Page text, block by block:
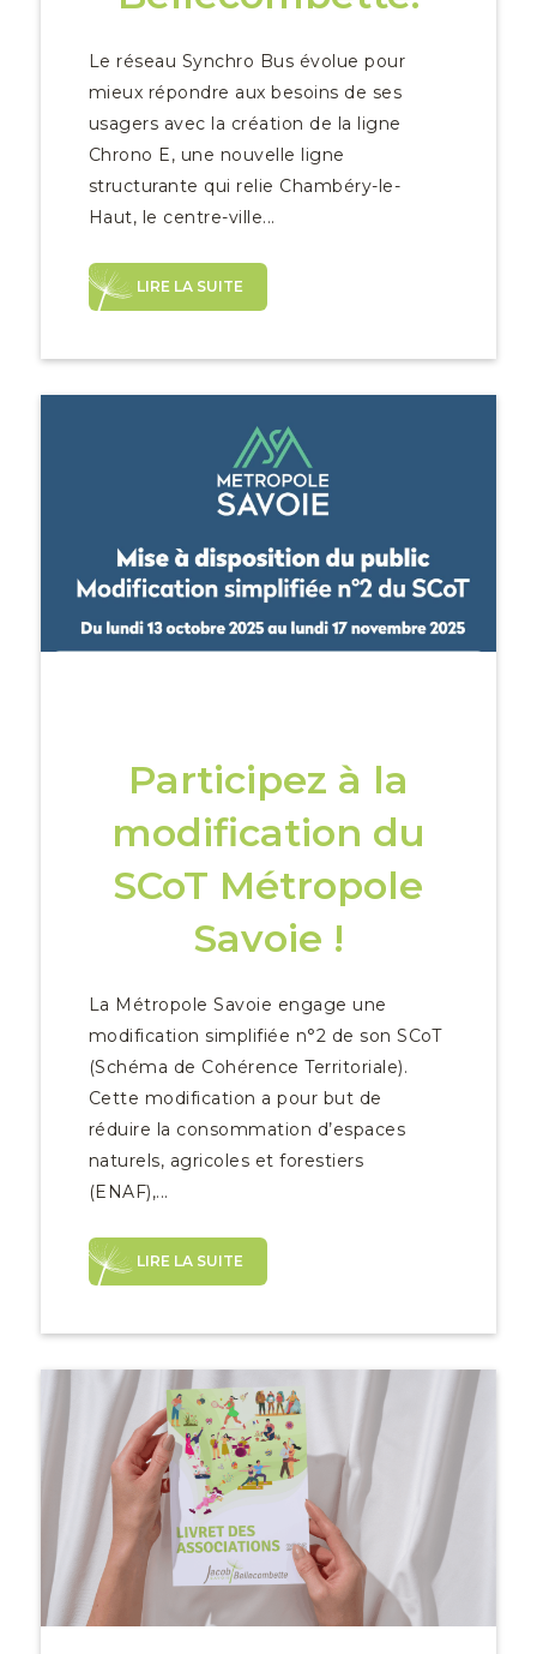
Le réseau Synchro Bus évolue pour
mieux répondre aux besoins de ses
usagers avec la création de la ligne
Chrono E, une nouvelle ligne
structurante qui relie Chambéry-le-
Haut, le centre-ville...
LIRE LA SUITE
Participez à la
modification du
SCoT Métropole
Savoie !
La Métropole Savoie engage une
modification simplifiée n°2 de son SCoT
(Schéma de Cohérence Territoriale).
Cette modification a pour but de
réduire la consommation d’espaces
naturels, agricoles et forestiers
(ENAF),...
LIRE LA SUITE